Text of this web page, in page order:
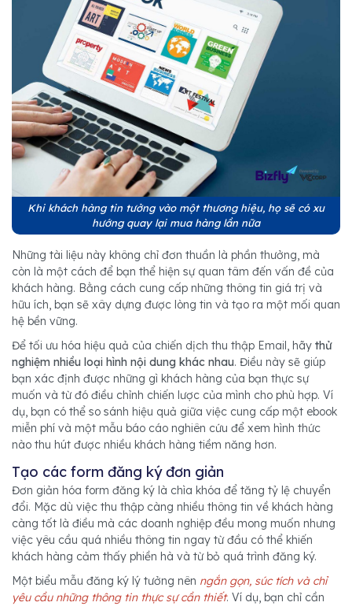
Khi khách hàng tin tưởng vào một thương hiệu, họ sẽ có xu
hướng quay lại mua hàng lần nữa
Những tài liệu này không chỉ đơn thuần là phần thưởng, mà
còn là một cách để bạn thể hiện sự quan tâm đến vấn đề của
khách hàng. Bằng cách cung cấp những thông tin giá trị và
hữu ích, bạn sẽ xây dựng được lòng tin và tạo ra một mối quan
hệ bền vững.
Để tối ưu hóa hiệu quả của chiến dịch thu thập Email, hãy thử
nghiệm nhiều loại hình nội dung khác nhau. Điều này sẽ giúp
bạn xác định được những gì khách hàng của bạn thực sự
muốn và từ đó điều chỉnh chiến lược của mình cho phù hợp. Ví
dụ, bạn có thể so sánh hiệu quả giữa việc cung cấp một ebook
miễn phí và một mẫu báo cáo nghiên cứu để xem hình thức
nào thu hút được nhiều khách hàng tiềm năng hơn.
Tạo các form đăng ký đơn giản
Đơn giản hóa form đăng ký là chìa khóa để tăng tỷ lệ chuyển
đổi. Mặc dù việc thu thập càng nhiều thông tin về khách hàng
càng tốt là điều mà các doanh nghiệp đều mong muốn nhưng
việc yêu cầu quá nhiều thông tin ngay từ đầu có thể khiến
khách hàng cảm thấy phiền hà và từ bỏ quá trình đăng ký.
Một biểu mẫu đăng ký lý tưởng nên ngắn gọn, súc tích và chỉ
yêu cầu những thông tin thực sự cần thiết. Ví dụ, bạn chỉ cần